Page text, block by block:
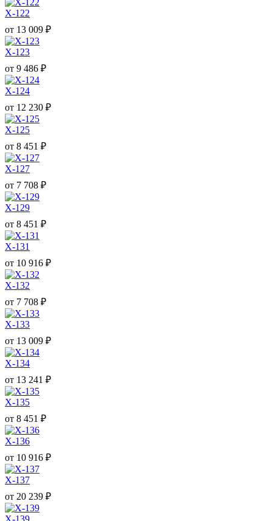
X-122
от 13 009 ₽
X-123
от 9 486 ₽
X-124
от 12 230 ₽
X-125
от 8 451 ₽
X-127
от 7 708 ₽
X-129
от 8 451 ₽
X-131
от 10 916 ₽
X-132
от 7 708 ₽
X-133
от 13 009 ₽
X-134
от 13 241 ₽
X-135
от 8 451 ₽
X-136
от 10 916 ₽
X-137
от 20 239 ₽
X-139